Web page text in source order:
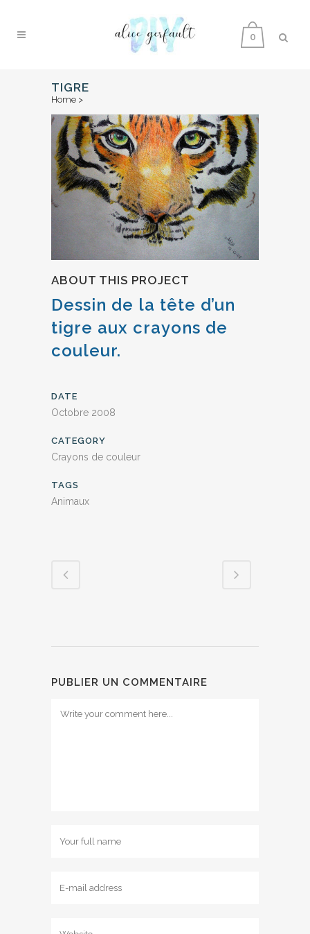
0
TIGRE
Home >
ABOUT THIS PROJECT
Dessin de la tête d’un
tigre aux crayons de
couleur.
DATE
Octobre 2008
CATEGORY
Crayons de couleur
TAGS
Animaux
PUBLIER UN COMMENTAIRE